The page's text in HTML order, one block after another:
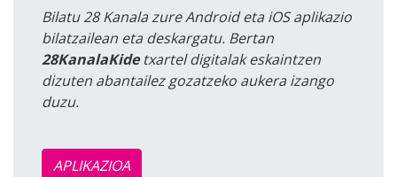
Bilatu 28 Kanala zure Android eta iOS aplikazio
bilatzailean eta deskargatu. Bertan
28KanalaKidetxartel digitalak eskaintzen
dizuten abantailez gozatzeko aukera izango
duzu.
APLIKAZIOA